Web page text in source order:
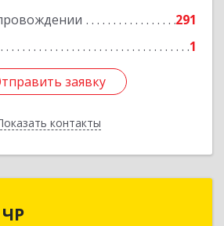
291
1
заявку
контакты
Подробнее
заявку
Назад